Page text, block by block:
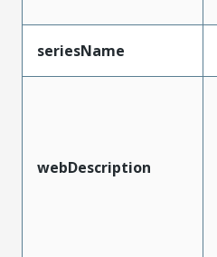
seriesName
webDescription